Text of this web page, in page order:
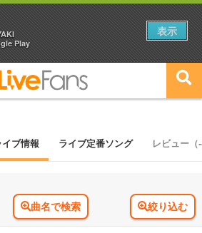
イブ情報 ライブ定番ソング レビュー（
曲名で検索 絞り込む
Play
表示